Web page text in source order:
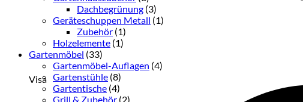
Visa
Dachbegrünung (3)
Geräteschuppen Metall (1)
Zubehör (1)
Holzelemente (1)
Gartenmöbel (33)
Gartenmöbel-Auflagen (4)
Gartenstühle (8)
Gartentische (4)
Grill & Zubehör (2)